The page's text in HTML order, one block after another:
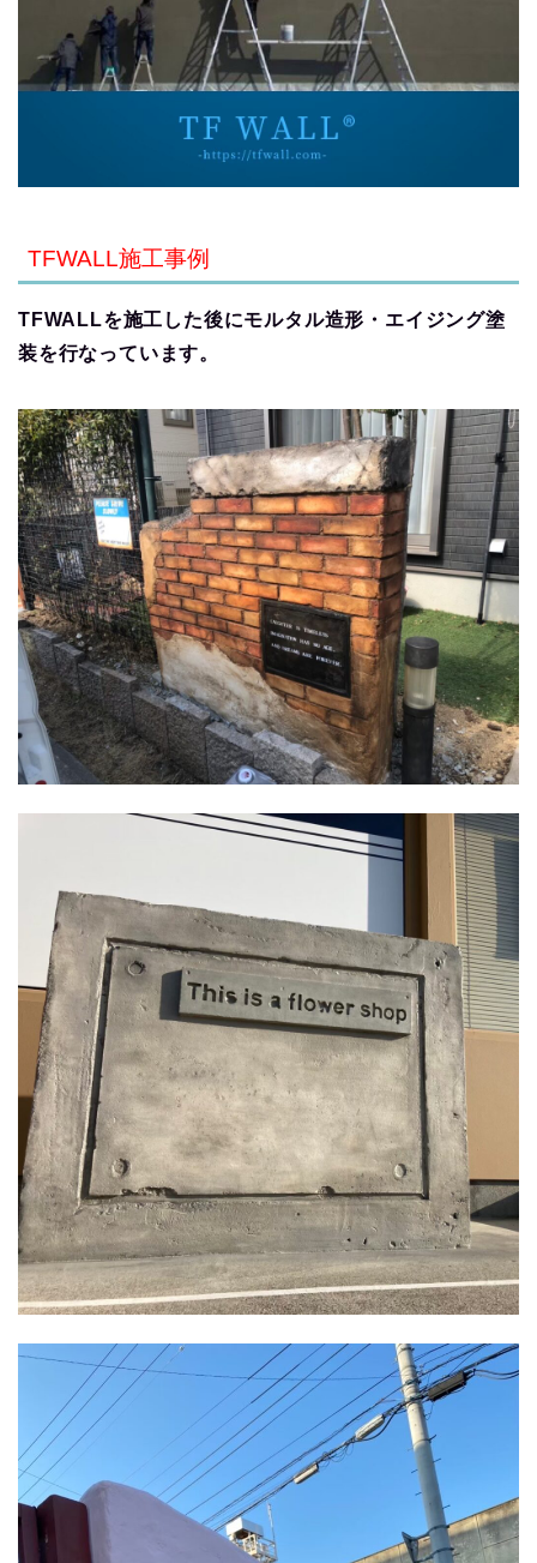
TFWALL施工事例
TFWALLを施工した後にモルタル造形・エイジング塗
装を行なっています。